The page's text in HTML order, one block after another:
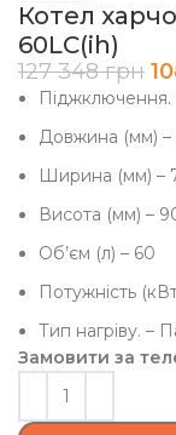
Котел
60LC(ih)
127 348грн
Піджключення.
Довжина (мм)
Ширина (мм) –
Висота (мм) –
Об’єм (л) – 60
Потужність
Тип нагріву. –
Замовити за